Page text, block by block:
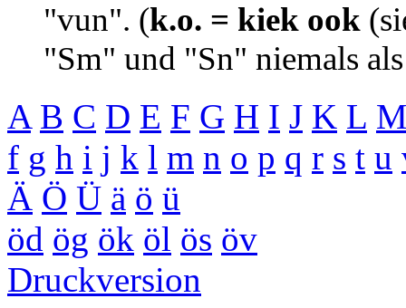
"vun". (k.o. = kiek ook
"Sm" und "Sn" niemals
A B C D E F G H I J K L
f g h i j k l m n o p q r s t u
Ä Ö Ü ä ö ü
öd ög ök öl ös öv
Druckversion